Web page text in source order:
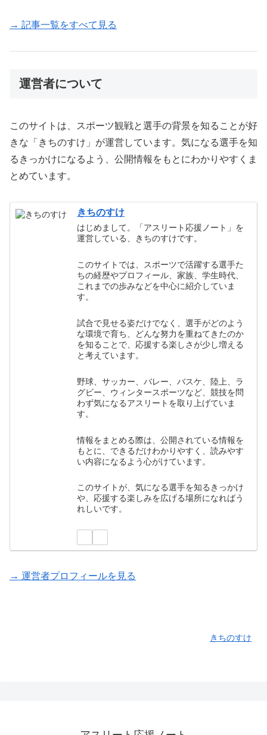
→ 記事一覧をすべて見る
運営者について
このサイトは、スポーツ観戦と選手の背景を知ることが好
きな「きちのすけ」が運営しています。気になる選手を知
るきっかけになるよう、公開情報をもとにわかりやすくま
とめています。
きちのすけ
はじめまして。「アスリート応援ノート」を
運営している、きちのすけです。
このサイトでは、スポーツで活躍する選手た
ちの経歴やプロフィール、家族、学生時代、
これまでの歩みなどを中心に紹介していま
す。
試合で見せる姿だけでなく、選手がどのよう
な環境で育ち、どんな努力を重ねてきたのか
を知ることで、応援する楽しさが少し増える
と考えています。
野球、サッカー、バレー、バスケ、陸上、ラ
グビー、ウィンタースポーツなど、競技を問
わず気になるアスリートを取り上げていま
す。
情報をまとめる際は、公開されている情報を
もとに、できるだけわかりやすく、読みやす
い内容になるよう心がけています。
このサイトが、気になる選手を知るきっかけ
や、応援する楽しみを広げる場所になればう
れしいです。
→ 運営者プロフィールを見る
きちのすけ